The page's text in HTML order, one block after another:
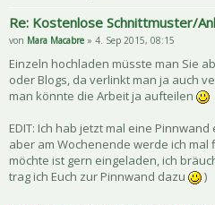
Re: Kostenlose Schnittmuster/
von Mara Macabre » 4. Sep 2015, 08:15
Einzeln hochladen müsste man Sie
oder Blogs, da verlinkt man ja auch
man könnte die Arbeit ja aufteilen
EDIT: Ich hab jetzt mal eine
aber am Wochenende werde ich
möchte ist gern eingeladen, ich
trag ich Euch zur Pinnwand dazu
)